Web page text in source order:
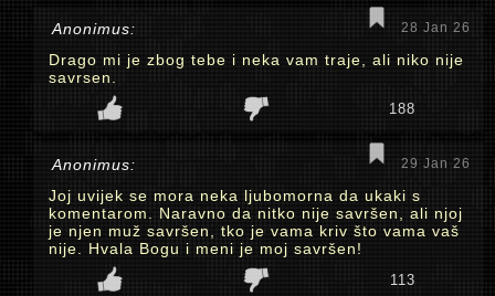
Anonimus: 28 Jan 26
Drago mi je zbog tebe i neka vam traje, ali niko nije
savrsen.
188
Anonimus: 29 Jan 26
Joj uvijek se mora neka ljubomorna da ukaki s
komentarom. Naravno da nitko nije savršen, ali njoj
je njen muž savršen, tko je vama kriv što vama vaš
nije. Hvala Bogu i meni je moj savršen!
113